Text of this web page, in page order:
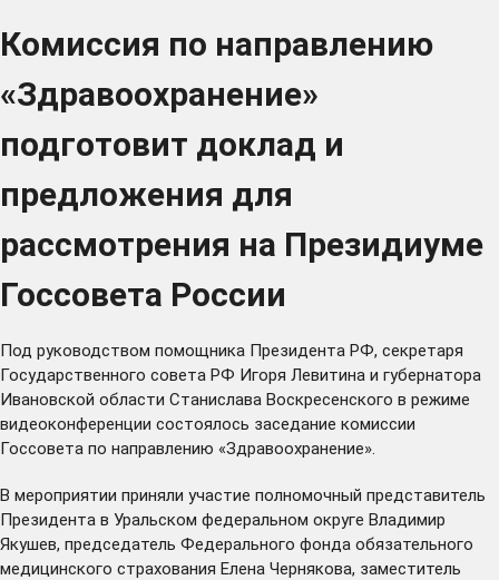
Комиссия по направлению
«Здравоохранение»
подготовит доклад и
предложения для
рассмотрения на Президиуме
Госсовета России
Под руководством помощника Президента РФ, секретаря
Государственного совета РФ Игоря Левитина и губернатора
Ивановской области Станислава Воскресенского в режиме
видеоконференции состоялось заседание комиссии
Госсовета по направлению «Здравоохранение».
В мероприятии приняли участие полномочный представитель
Президента в Уральском федеральном округе Владимир
Якушев, председатель Федерального фонда обязательного
медицинского страхования Елена Чернякова, заместитель